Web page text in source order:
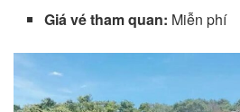
Giá vé tham quan: Miễn phí